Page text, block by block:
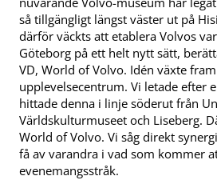
så tillgängligt längst väster ut på
därför väckts att etablera Volvos
Göteborg på ett helt nytt sätt,
VD, World of Volvo. Idén växte
upplevelsecentrum. Vi letade efter
hittade denna i linje söderut från
Världskulturmuseet och Liseberg.
World of Volvo. Vi såg direkt
få av varandra i vad som kommer
evenemangsstråk.